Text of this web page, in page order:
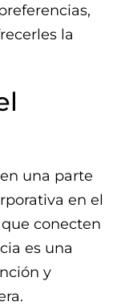
la
una parte
en el
conecten
es una
y